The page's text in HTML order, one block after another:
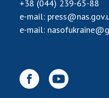
+38 (044) 239-65-88
e-mail:
e-mail: